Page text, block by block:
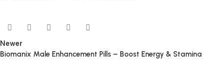
Newer
Biomanix Male Enhancement Pills – Boost Energy & Stamina